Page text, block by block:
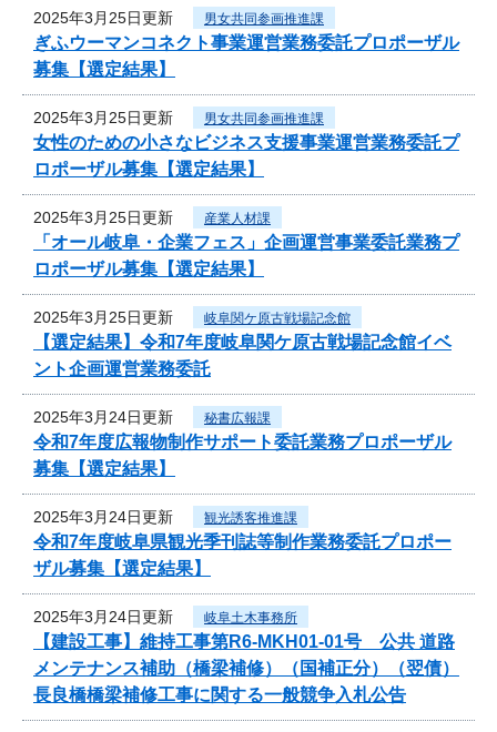
2025年3月25日更新 男女共同参画推進課
ぎふウーマンコネクト事業運営業務委託プロポーザル
募集【選定結果】
2025年3月25日更新 男女共同参画推進課
女性のための小さなビジネス支援事業運営業務委託プ
ロポーザル募集【選定結果】
2025年3月25日更新 産業人材課
「オール岐阜・企業フェス」企画運営事業委託業務プ
ロポーザル募集【選定結果】
2025年3月25日更新 岐阜関ケ原古戦場記念館
【選定結果】令和7年度岐阜関ケ原古戦場記念館イベ
ント企画運営業務委託
2025年3月24日更新 秘書広報課
令和7年度広報物制作サポート委託業務プロポーザル
募集【選定結果】
2025年3月24日更新 観光誘客推進課
令和7年度岐阜県観光季刊誌等制作業務委託プロポー
ザル募集【選定結果】
2025年3月24日更新 岐阜土木事務所
【建設工事】維持工事第R6-MKH01-01号 公共 道路
メンテナンス補助（橋梁補修）（国補正分）（翌債）
長良橋橋梁補修工事に関する一般競争入札公告